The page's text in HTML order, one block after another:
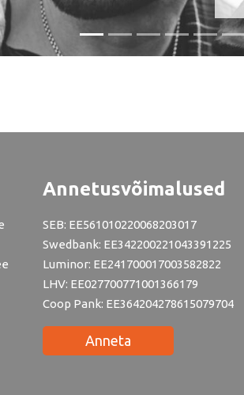
Annetusvõimalused
SEB: EE561010220068203017
Swedbank: EE342200221043391225
Luminor: EE241700017003582822
LHV: EE027700771001366179
Coop Pank: EE364204278615079704
Anneta